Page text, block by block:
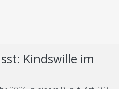
Kindswille im